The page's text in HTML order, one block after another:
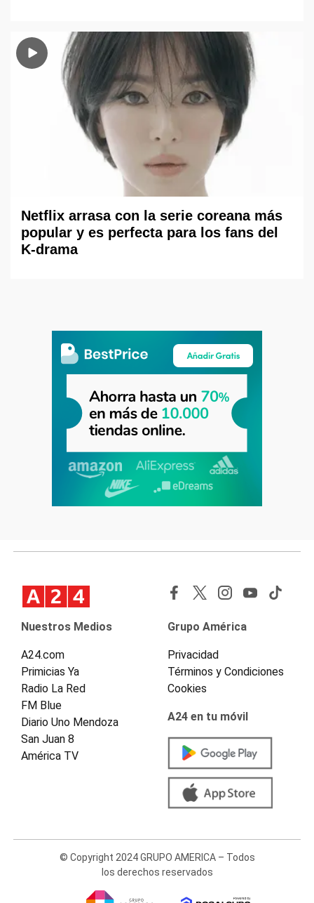
Netflix arrasa con la serie coreana más
popular y es perfecta para los fans del
K-drama
Nuestros Medios
A24.com
Primicias Ya
Radio La Red
FM Blue
Diario Uno Mendoza
San Juan 8
América TV
Grupo América
Privacidad
Términos y Condiciones
Cookies
A24 en tu móvil
© Copyright 2024 GRUPO AMERICA – Todos
los derechos reservados